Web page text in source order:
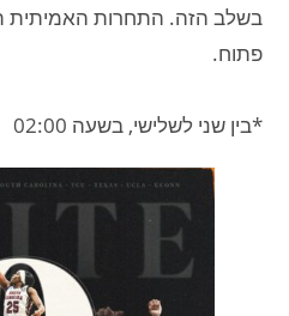
בשלב הזה. התחרות האמיתית
פתוח.
*בין שני לשלישי, בשעה 02:00